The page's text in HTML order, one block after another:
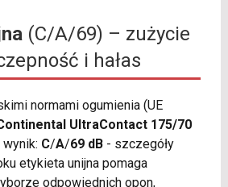
(C/A/69) – zużycie
i hałas
normami ogumienia (UE
UltraContact 175/70
wynik: C/A/69 dB- szczegóły
etykieta unijna pomaga
odpowiednich opon,